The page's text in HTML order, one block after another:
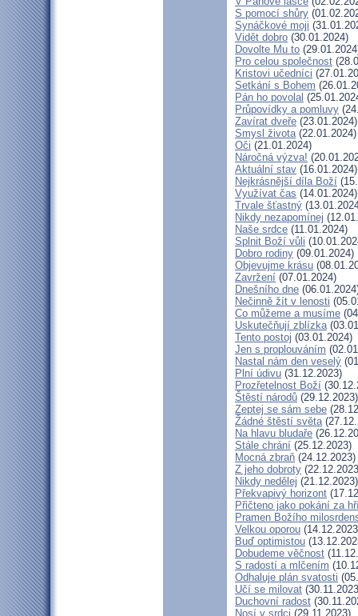
S pomocí shůry
Synáčkové moji
Vidět dobro (30.01.2024)
Dovolte Mu to
Pro celou společnost
Kristovi učedníci
Setkání s Bohem
Pán ho povolal
Průpovídky a pomluvy
Zavírat dveře (23.01.2024)
Smysl života(22.01.2024)
Oči (21.01.2024)
Náročná výzva!
Aktuální stav (16.01.2024)
Nejkrásnější díla Boží
Využívat čas (14.01.2024)
Trvale šťastný
Nikdy nezapomínej
Naše srdce (11.01.2024)
Splnit Boží vůli
Dobro rodiny (09.01.2024)
Objevujme krásu
Zavržení (07.01.2024)
Dnešního dne
Nečinně žít v lenosti
Co můžeme a musíme
Uskutečňují zblízka
Tento postoj (03.01.2024)
Jen s proplouváním
Nastal nám den veselý
Plní údivu (31.12.2023)
Prozřetelnost Boží
Štěstí národů (29.12.2023)
Zeptej se sám sebe
Žádné štěstí světa
Na hlavu bludaře
Stále chrání (25.12.2023)
Mocná zbraň (24.12.2023)
Z jeho dobroty
Nikdy nedělej (21.12.2023)
Překvapivý horizont
Přičteno jako pokání za
Pramen Božího
Velkou oporou
Buď optimistou
Dobudeme věčnost
S radostí a mlčením
Odhaluje plán svatosti
Učí se milovat
Duchovní radost
Nosí v srdci (29.11.2023)